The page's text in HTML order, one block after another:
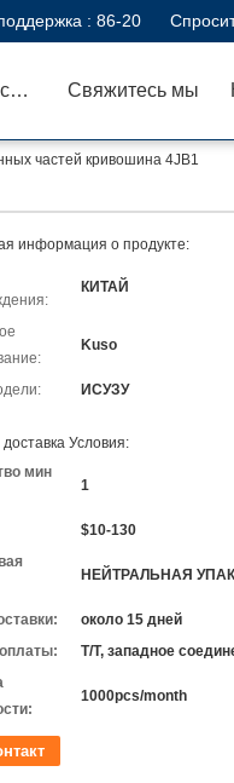
: 86-20
Проверка качества Свяжитесь мы
частей кривошина 4JB1
информация о продукте:
КИТАЙ
Kuso
ИСУЗУ
Условия:
мин
1
$10-130
НЕЙТРАЛЬНАЯ
около 15 дней
T/T, западное
1000pcs/month